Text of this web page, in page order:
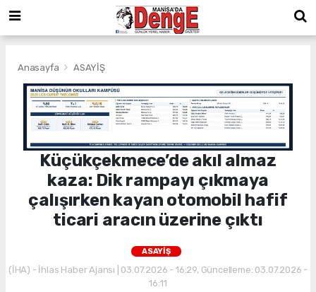
Anasayfa ASAYİŞ
Küçükçekmece’de akıl almaz
kaza: Dik rampayı çıkmaya
çalışırken kayan otomobil hafif
ticari aracın üzerine çıktı
ASAYİŞ
(İHA) - İhlas Haber Ajansı | 03.07.2026 - 16:29, Güncelleme: 03.07.2026 -
16:11